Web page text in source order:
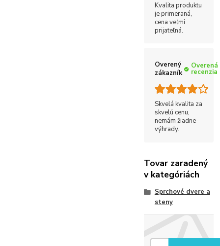
Kvalita produktu
je primeraná,
cena veľmi
prijateľná.
Overený
zákazník
Overená
recenzia
Skvelá kvalita za
skvelú cenu,
nemám žiadne
výhrady.
Tovar zaradený
v kategóriách
Sprchové dvere a
steny